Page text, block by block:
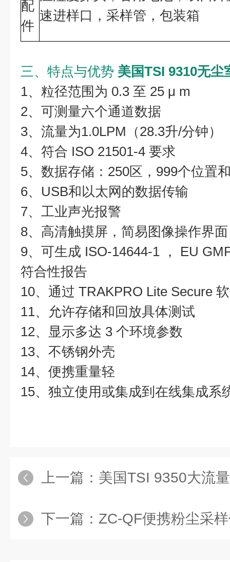
配
件
速进样口，采样管，包装箱
三、特点与优势 美国TSI 9310无
1、粒径范围为 0.3 至 25 μ m
2、可测量六个通道数据
3、流量为1.0LPM（28.3升/分钟）
4、符合 ISO 21501-4 要求
5、数据存储：250区，999个位置
6、USB和以太网的数据传输
7、工业声光报警
8、高清触摸屏，简易图像操作界
9、可生成 ISO-14644-1 ， EU
符合性报告
10、通过 TRAKPRO Lite Secure
11、允许存储和回放具体测试
12、显示多达 3 个环境参数
13、不锈钢外壳
14、便携重量轻
15、独立使用或集成到在线集成系
上一篇： 美国TSI 9350大流
下一篇： ZC-QF便携粉尘采